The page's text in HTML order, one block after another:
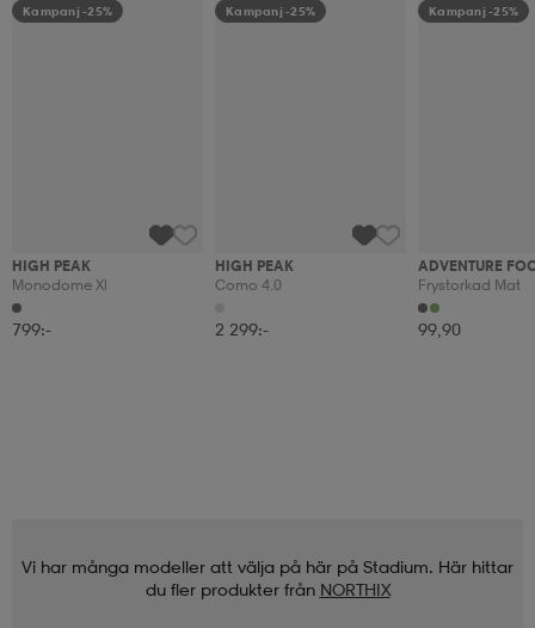
Kampanj -25%
HIGH PEAK
Monodome Xl
799:-
Kampanj -25%
HIGH PEAK
Como 4.0
2 299:-
Kampanj -25%
ADVENTURE
Frystorkad Mat
99,90
Vi har många modeller att välja på här på Stadium. Här hittar
du fler produkter från NORTHIX